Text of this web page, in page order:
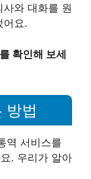
와 대화를 원
어요.
확인해 보세
방법
역 서비스를
. 우리가 알아